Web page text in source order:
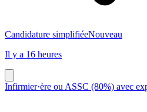
Candidature simplifiéeNouveau
Il y a 16 heures
Infirmier·ère ou ASSC (80%) avec